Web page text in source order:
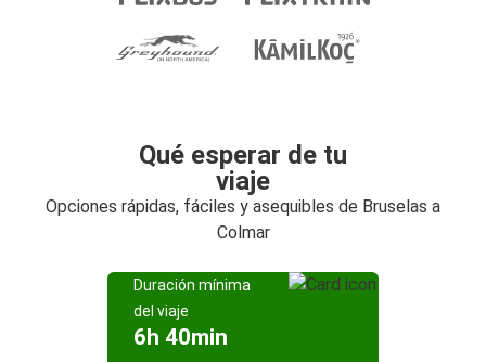
Qué esperar de tu
viaje
Opciones rápidas, fáciles y asequibles de Bruselas a
Colmar
Duración mínima
del viaje
6h 40min